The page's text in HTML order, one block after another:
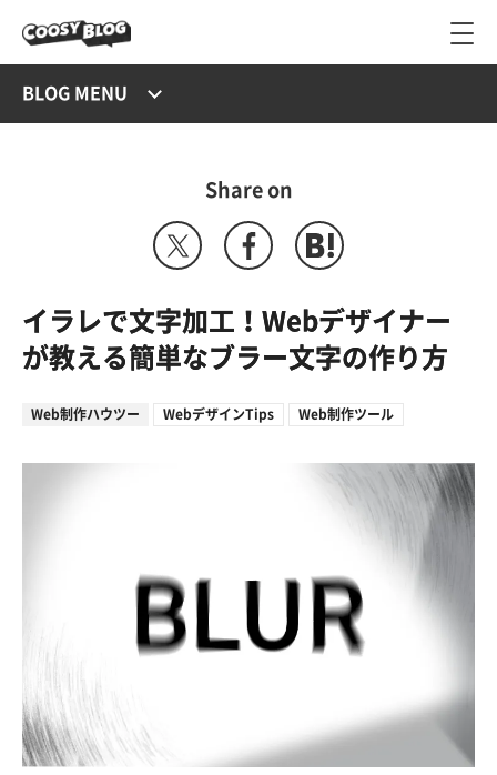
BLOG MENU
Share on
イラレで文字加工！Webデザイナー
が教える簡単なブラー文字の作り方
Web制作ハウツー WebデザインTips Web制作ツール